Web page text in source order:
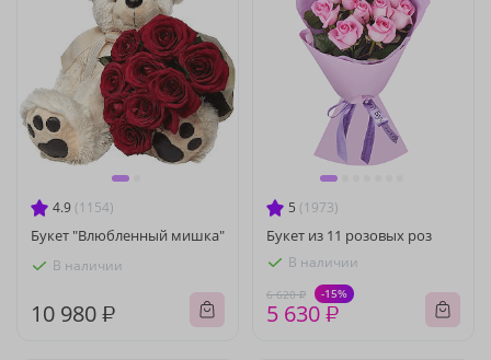
4.9 (1154)
Букет "Влюбленный мишка"
В наличии
10 980 ₽
5 (1973)
Букет из 11 розовых роз
В наличии
6 620 ₽ -15%
5 630 ₽